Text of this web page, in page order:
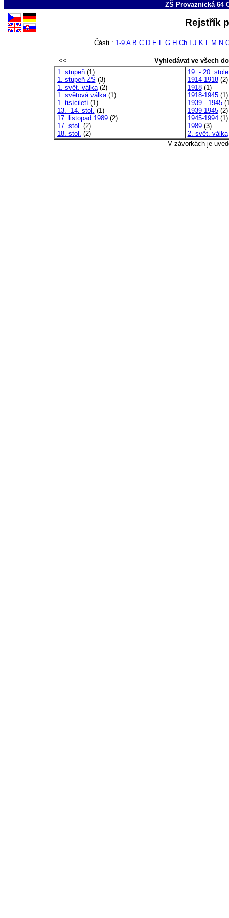
ZŠ Provaznická 64
Rejstřík
Části : 1-9 A B C D E F G H Ch J K L M N
<<
Vyhledávat ve všech
1. stupeň(1)
1. stupeň ZŠ (3)
1. svět. válka(2)
1. světová válka(1)
1. tisíciletí(1)
13. -14. stol. (1)
17. listopad 1989(2)
17. stol. (2)
18. stol. (2)
19. - 20.
1914-1918(2)
1918(1)
1918-1945(1)
1939 - 1945
1939-1945(2)
1945-1994(1)
1989(3)
2. svět. válka
V závorkách je